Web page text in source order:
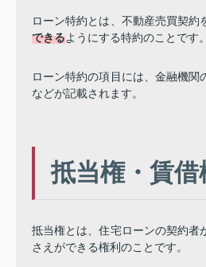
ローン特約とは、不動産売買契約
できるようにする特約のことです。
ローン特約の項目には、金融機
などが記載されます。
抵当権・賃
抵当権とは、住宅ローンの契約者
さえができる権利のことです。